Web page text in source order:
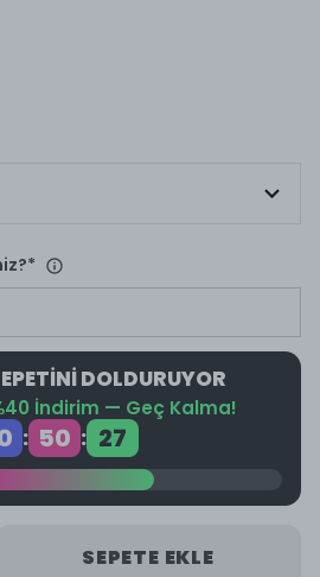
*
DOLDURUYOR
İndirim — Geç Kalma!
: 50 : 27
SEPETE EKLE